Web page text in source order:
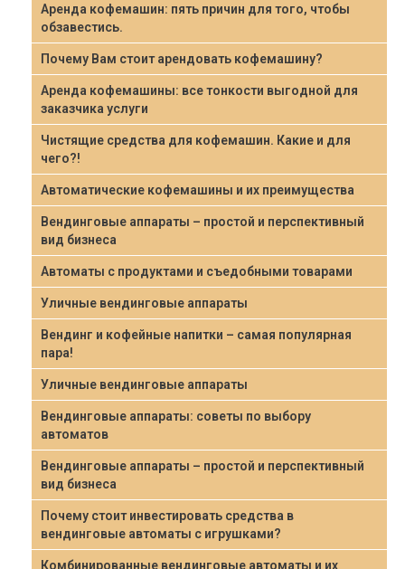
Аренда кофемашин: пять причин для того, чтобы
обзавестись.
Почему Вам стоит арендовать кофемашину?
Аренда кофемашины: все тонкости выгодной для
заказчика услуги
Чистящие средства для кофемашин. Какие и для
чего?!
Автоматические кофемашины и их преимущества
Вендинговые аппараты – простой и перспективный
вид бизнеса
Автоматы с продуктами и съедобными товарами
Уличные вендинговые аппараты
Вендинг и кофейные напитки – самая популярная
пара!
Уличные вендинговые аппараты
Вендинговые аппараты: советы по выбору
автоматов
Вендинговые аппараты – простой и перспективный
вид бизнеса
Почему стоит инвестировать средства в
вендинговые автоматы с игрушками?
Комбинированные вендинговые автоматы и их